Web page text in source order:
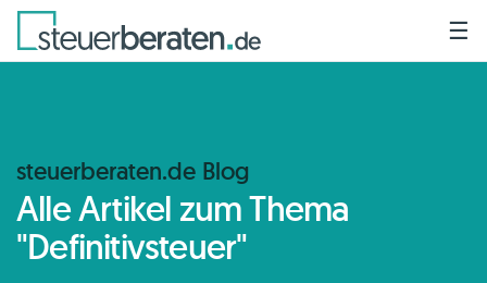
☰
steuerberaten.de Blog
Alle Artikel zum Thema
"Definitivsteuer"